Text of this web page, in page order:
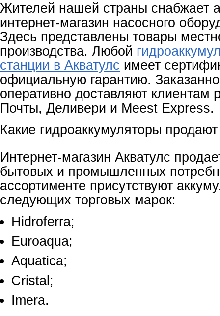
Жителей нашей страны снабжает
интернет-магазин насосного
Здесь представлены товары
производства. Любой
станции в Акватулс имеет
официальную гарантию.
оперативно доставляют клиентам
Почты, Деливери и Meest Express.
Какие гидроаккумуляторы
Интернет-магазин Акватулс
бытовых и промышленных
ассортименте присутствуют
следующих торговых марок:
Hidroferra;
Euroaqua;
Aquatica;
Cristal;
Imera.